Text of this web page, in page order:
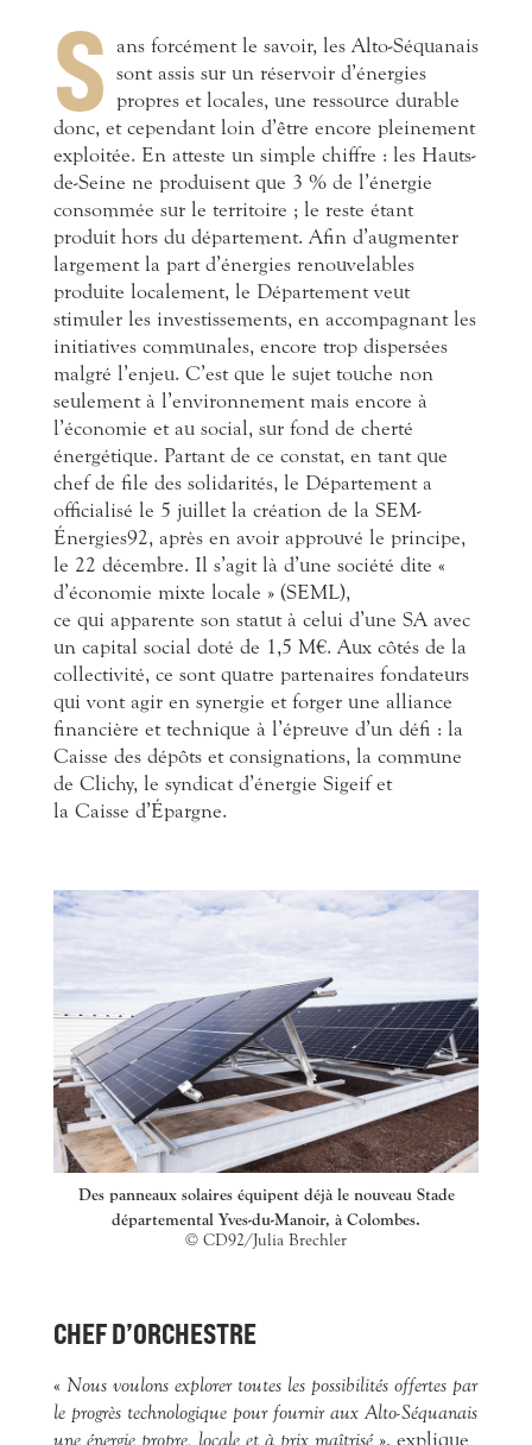
S ans forcément le savoir, les Alto-Séquanais
sont assis sur un réservoir d’énergies
propres et locales, une ressource durable
donc, et cependant loin d’être encore pleinement
exploitée. En atteste un simple chiffre : les Hauts-
de-Seine ne produisent que 3 % de l’énergie
consommée sur le territoire ; le reste étant
produit hors du département. Afin d’augmenter
largement la part d’énergies renouvelables
produite localement, le Département veut
stimuler les investissements, en accompagnant les
initiatives communales, encore trop dispersées
malgré l’enjeu. C’est que le sujet touche non
seulement à l’environnement mais encore à
l’économie et au social, sur fond de cherté
énergétique. Partant de ce constat, en tant que
chef de file des solidarités, le Département a
officialisé le 5 juillet la création de la SEM-
Énergies92, après en avoir approuvé le principe,
le 22 décembre. Il s’agit là d’une société dite «
d’économie mixte locale » (SEML),
ce qui apparente son statut à celui d’une SA avec
un capital social doté de 1,5 M€. Aux côtés de la
collectivité, ce sont quatre partenaires fondateurs
qui vont agir en synergie et forger une alliance
financière et technique à l’épreuve d’un défi : la
Caisse des dépôts et consignations, la commune
de Clichy, le syndicat d’énergie Sigeif et
la Caisse d’Épargne.
Des panneaux solaires équipent déjà le nouveau Stade
départemental Yves-du-Manoir, à Colombes.
© CD92/Julia Brechler
CHEF D’ORCHESTRE
« Nous voulons explorer toutes les possibilités offertes par
le progrès technologique pour fournir aux Alto-Séquanais